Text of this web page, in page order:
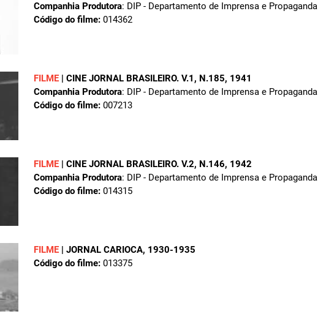
Companhia Produtora: DIP - Departamento de Imprensa e Propaganda
Código do filme: 014362
FILME | CINE JORNAL BRASILEIRO. V.1, N.185, 1941
Companhia Produtora: DIP - Departamento de Imprensa e Propaganda
Código do filme: 007213
FILME | CINE JORNAL BRASILEIRO. V.2, N.146, 1942
Companhia Produtora: DIP - Departamento de Imprensa e Propaganda
Código do filme: 014315
FILME | JORNAL CARIOCA, 1930-1935
Código do filme: 013375